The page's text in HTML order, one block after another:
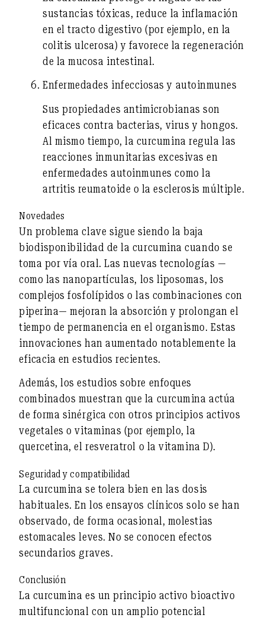
sustancias tóxicas, reduce la inflamación
en el tracto digestivo (por ejemplo, en la
colitis ulcerosa) y favorece la regeneración
de la mucosa intestinal.
Enfermedades infecciosas y autoinmunes
Sus propiedades antimicrobianas son
eficaces contra bacterias, virus y hongos.
Al mismo tiempo, la curcumina regula las
reacciones inmunitarias excesivas en
enfermedades autoinmunes como la
artritis reumatoide o la esclerosis múltiple.
Novedades
Un problema clave sigue siendo labaja
biodisponibilidad de la curcumina cuando se
toma por vía oral. Las nuevas tecnologías —
como las nanopartículas, los liposomas, los
complejos fosfolípidos o las combinaciones con
piperina— mejoran la absorción y prolongan el
tiempo de permanencia en el organismo. Estas
innovaciones han aumentado notablemente la
eficacia en estudios recientes.
Además, los estudios sobre enfoques
combinados muestran que la curcumina actúa
de forma sinérgica con otros principios activos
vegetales o vitaminas (por ejemplo, la
quercetina, el resveratrol o la vitamina D).
Seguridad y compatibilidad
La curcumina se tolera bien en las dosis
habituales. En los ensayos clínicos solo se han
observado, de forma ocasional, molestias
estomacales leves. No se conocen efectos
secundarios graves.
Conclusión
La curcumina es unprincipio activo bioactivo
multifuncional con un amplio potencial